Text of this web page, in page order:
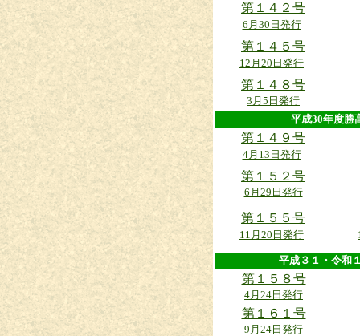
第１４２号
6月30日発行
第１４５号
12月20日発行
第１４８号
3月5日発行
平成30年度
第１４９号
4月13日発行
第１５２号
6月29日発行
第１５５号
11月20日発行
平成３１・令
第１５８号
4月24日発行
第１６１号
9月24日発行